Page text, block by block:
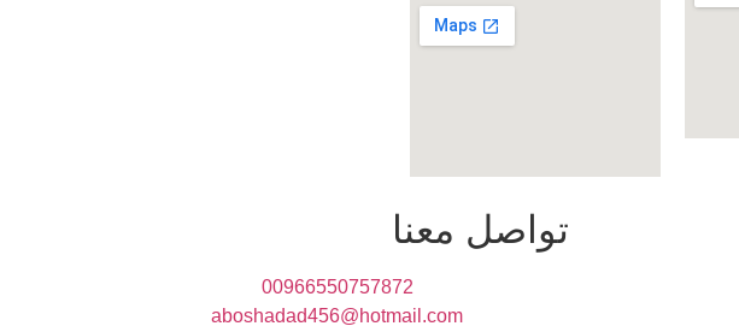
تواصل معنا
00966550757872
aboshadad456@hotmail.com